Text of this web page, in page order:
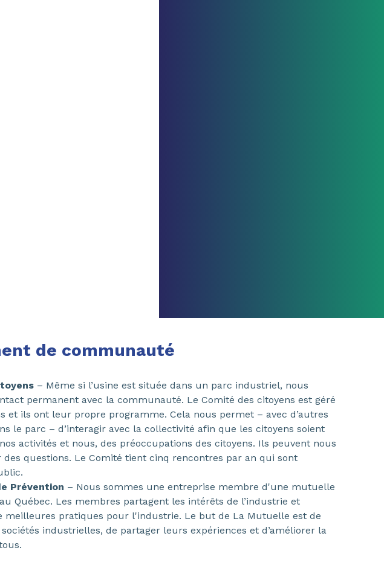
de communauté
– Même si l’usine est située dans un parc industriel, nous
permanent avec la communauté. Le Comité des citoyens est géré
et ils ont leur propre programme. Cela nous permet – avec d’autres
le parc – d’interagir avec la collectivité afin que les citoyens soient
activités et nous, des préoccupations des citoyens. Ils peuvent nous
des questions. Le Comité tient cinq rencontres par an qui sont
Prévention – Nous sommes une entreprise membre d'une mutuelle
Québec. Les membres partagent les intérêts de l’industrie et
meilleures pratiques pour l'industrie. Le but de La Mutuelle est de
industrielles, de partager leurs expériences et d’améliorer la